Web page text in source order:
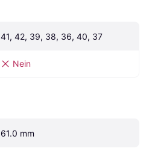
41, 42, 39, 38, 36, 40, 37
Nein
61.0 mm